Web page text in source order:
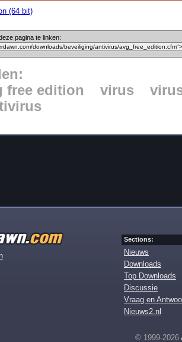
(64 bit)
pagina te linken:
free edition virus
Sections:
Nieuws
Downloads
Top Downloads
Discussie
Vraag en
Nieuws2.nl
© 1999-2026